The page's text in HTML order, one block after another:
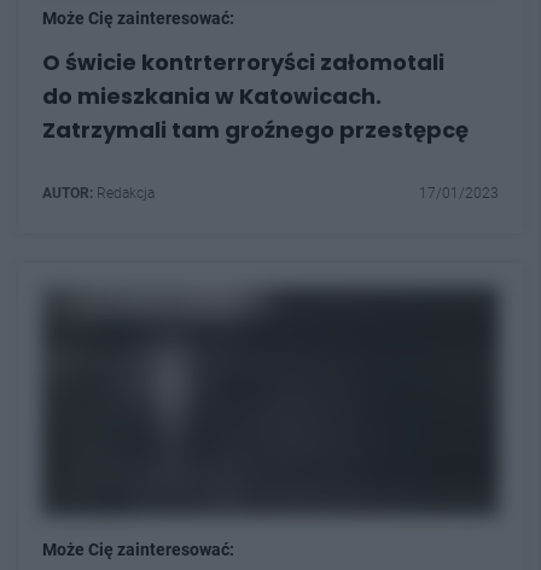
Może Cię zainteresować:
O świcie kontrterroryści załomotali
do mieszkania w Katowicach.
Zatrzymali tam groźnego przestępcę
AUTOR: Redakcja 17/01/2023
Może Cię zainteresować: